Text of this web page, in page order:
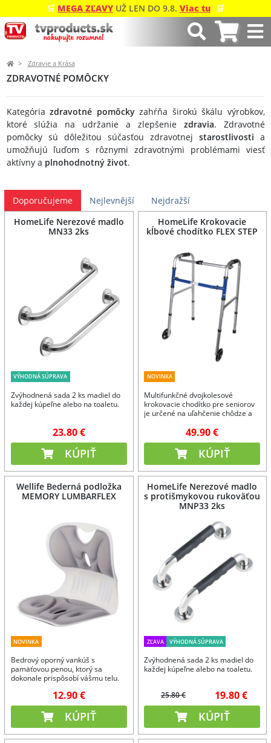
🛒 MEGA ZĽAVY UŽ LEN DO 9.8. Viac tu 🛒
Zdravie a Krása
ZDRAVOTNÉ POMÔCKY
Kategória zdravotné pomôckyzahŕňa širokú škálu výrobkov,
ktoré slúžia na udržanie a zlepšenie zdravia. Zdravotné
pomôcky sú dôležitou súčasťou zdravotnej starostlivosti a
umožňujú ľuďom s rôznymi zdravotnými problémami viesť
aktívny a plnohodnotný život.
Doporučujeme Nejlevnější
Nejdražší
HomeLife Nerezové madlo
MN33 2ks
VÝHODNÁ SÚPRAVA
Zvýhodnená sada 2 ks madiel do
každej kúpeľne alebo na toaletu.
23.80 €
KÚPIŤ
HomeLife Krokovacie
kĺbové chodítko FLEX STEP
NOVINKA
Multifunkčné dvojkolesové
krokovacie chodítko pre seniorov
je určené na uľahčenie chôdze a
49.90 €
KÚPIŤ
Wellife Bederná podložka
MEMORY LUMBARFLEX
NOVINKA
Bedrový oporný vankúš s
pamäťovou penou, ktorý sa
dokonale prispôsobí vášmu telu.
12.90 €
KÚPIŤ
HomeLife Nerezové madlo
s protišmykovou rukoväťou
MNP33 2ks
ZĽAVA VÝHODNÁ SÚPRAVA
Zvýhodnená sada 2 ks madiel do
každej kúpeľne alebo na toaletu.
25.80 € 19.80 €
KÚPIŤ